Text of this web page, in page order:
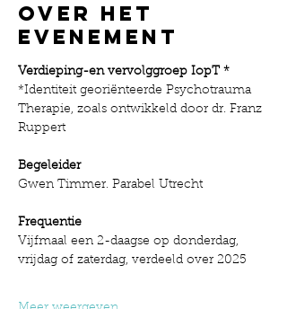
Over het
evenement
Verdieping-en vervolggroep IopT *
*Identiteit georiënteerde Psychotrauma
Therapie, zoals ontwikkeld door dr. Franz
Ruppert
Begeleider
Gwen Timmer. Parabel Utrecht
Frequentie
Vijfmaal een 2-daagse op donderdag,
vrijdag of zaterdag, verdeeld over 2025